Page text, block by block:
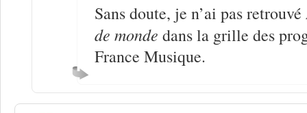
Sans doute, je n’ai pas retrouvé
de monde dans la grille des
France Musique.